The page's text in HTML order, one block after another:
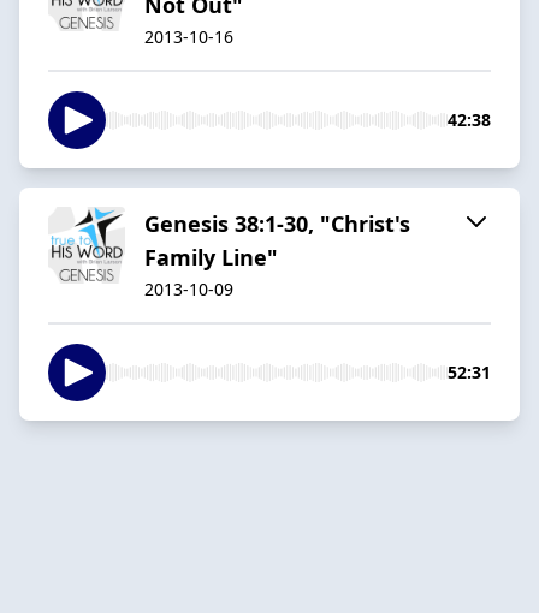
2013-10-16
42:38
Genesis 38:1-30, "Christ's
Family Line"
2013-10-09
52:31